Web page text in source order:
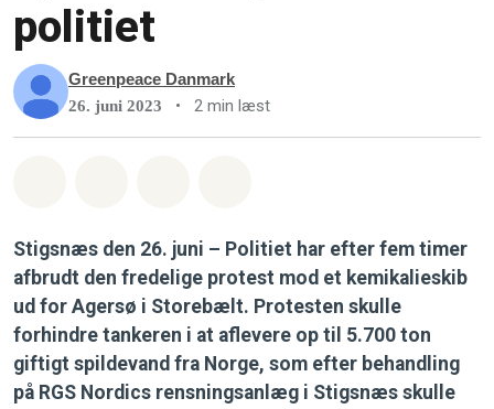
politiet
Greenpeace Danmark
26. juni 2023 • 2 min læst
Stigsnæs den 26. juni – Politiet har efter fem timer
afbrudt den fredelige protest mod et kemikalieskib
ud for Agersø i Storebælt. Protesten skulle
forhindre tankeren i at aflevere op til 5.700 ton
giftigt spildevand fra Norge, som efter behandling
på RGS Nordics rensningsanlæg i Stigsnæs skulle